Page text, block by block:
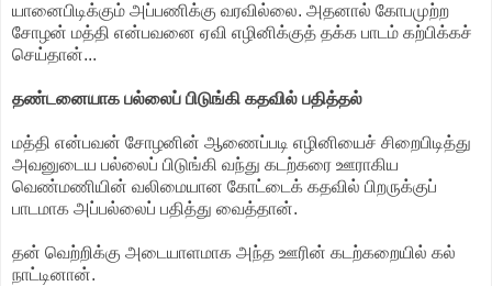
யானைபிடிக்கும் அப்பணிக்கு வரவில்லை. அதனால் கோபமுற்ற
சோழன் மத்தி என்பவனை ஏவி எழினிக்குத் தக்க பாடம் கற்பிக்கச்
செய்தான்...
தண்டனையாக பல்லைப் பிடுங்கி கதவில் பதித்தல்
மத்தி என்பவன் சோழனின் ஆணைப்படி எழினியைச் சிறைபிடித்து
அவனுடைய பல்லைப் பிடுங்கி வந்து கடற்கரை ஊராகிய
வெண்மணியின் வலிமையான கோட்டைக் கதவில் பிறருக்குப்
பாடமாக அப்பல்லைப் பதித்து வைத்தான்.
தன் வெற்றிக்கு அடையாளமாக அந்த ஊரின் கடற்கறையில் கல்
நாட்டினான்.